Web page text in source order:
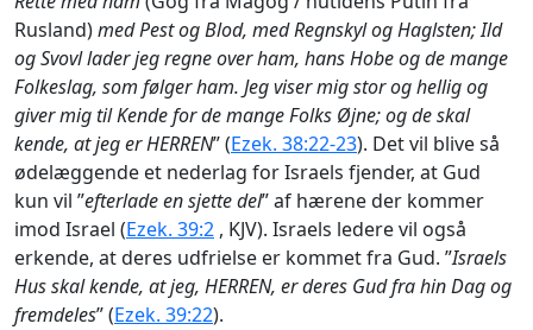
Rusland)med Pest og Blod, med Regnskyl og Haglsten; Ild
og Svovl lader jeg regne over ham, hans Hobe og de mange
Folkeslag, som følger ham. Jeg viser mig stor og hellig og
giver mig til Kende for de mange Folks Øjne; og de skal
kende, at jeg er HERREN” (Ezek. 38:22-23). Det vil blive så
ødelæggende et nederlag for Israels fjender, at Gud
kun vil ”efterlade en sjette del” af hærene der kommer
imod Israel (Ezek. 39:2 , KJV). Israels ledere vil også
erkende, at deres udfrielse er kommet fra Gud. ”Israels
Hus skal kende, at jeg, HERREN, er deres Gud fra hin Dag og
fremdeles” (Ezek. 39:22).